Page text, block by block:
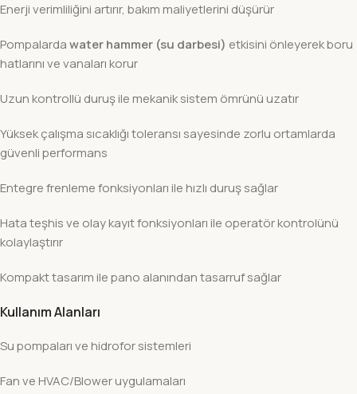
Enerji verimliliğini artırır, bakım maliyetlerini düşürür
Pompalardawater hammer (su darbesi) etkisini önleyerek boru
hatlarını ve vanaları korur
Uzun kontrollü duruş ile mekanik sistem ömrünü uzatır
Yüksek çalışma sıcaklığı toleransı sayesinde zorlu ortamlarda
güvenli performans
Entegre frenleme fonksiyonları ile hızlı duruş sağlar
Hata teşhis ve olay kayıt fonksiyonları ile operatör kontrolünü
kolaylaştırır
Kompakt tasarım ile pano alanından tasarruf sağlar
Kullanım Alanları
Su pompaları ve hidrofor sistemleri
Fan ve HVAC/Blower uygulamaları